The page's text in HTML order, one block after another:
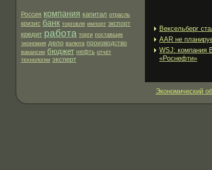
Россия компания капитал отрасль
кризис банк торговля импорт экспорт
кредит работа торги поставщик
экономия дело валюта производство
вакансии бюджет нефть отчёт
технологии эксперт
Вексельберг
ААR не
WSJ: компания
«Роснефти»
Экономический